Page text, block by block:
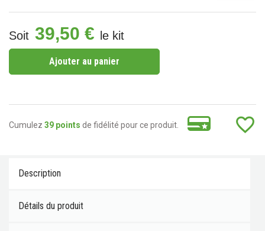
Soit 39,50 € le kit
Ajouter au panier
favorite_border
Cumulez 39 points de fidélité pour ce produit.
Description
Détails du produit